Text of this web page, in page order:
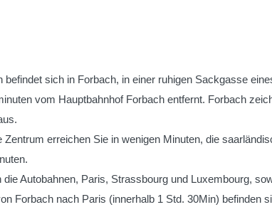
befindet sich in Forbach, in einer ruhigen Sackgasse
vom Hauptbahnhof Forbach entfernt. Forbach
Zentrum erreichen Sie in wenigen Minuten, die
die Autobahnen, Paris, Strassbourg und Luxembourg,
Forbach nach Paris (innerhalb 1 Std. 30Min) befinden